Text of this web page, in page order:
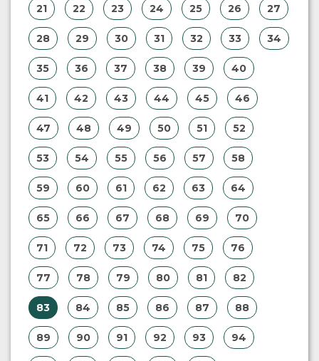
21 22 23 24 25 26 27
28 29 30 31 32 33 34
35 36 37 38 39 40
41 42 43 44 45 46
47 48 49 50 51 52
53 54 55 56 57 58
59 60 61 62 63 64
65 66 67 68 69 70
71 72 73 74 75 76
77 78 79 80 81 82
83 84 85 86 87 88
89 90 91 92 93 94